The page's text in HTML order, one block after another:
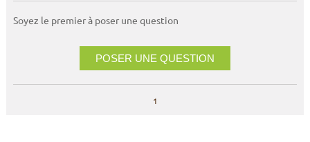
Soyez le premier à poser une question
POSER UNE QUESTION
1